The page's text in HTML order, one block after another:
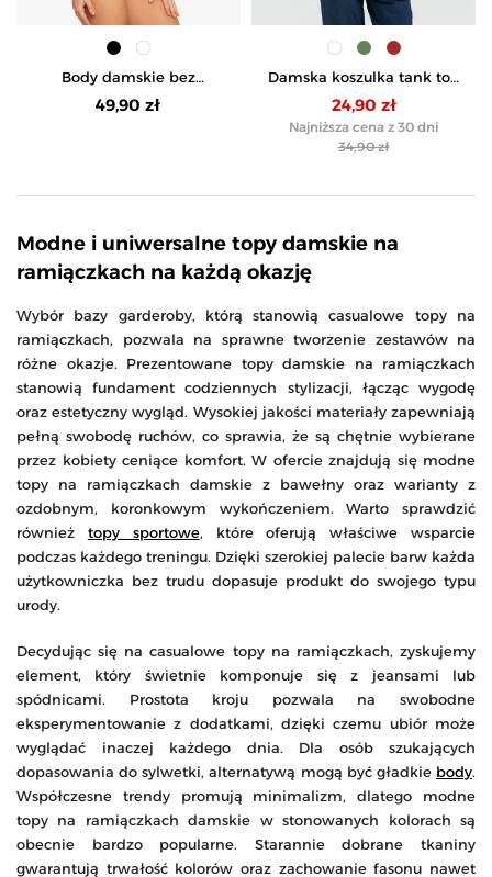
Body damskie bez
rękawów prążkowane -
BIAŁY
49,90 zł
Damska koszulka tank top
w prążek bawełniana -
KHAKI
24,90 zł
Najniższa cena z 30 dni
34,90 zł
Modne i uniwersalne topy damskie na
ramiączkach na każdą okazję
Wybór bazy garderoby, którą stanowią casualowe topy na
ramiączkach, pozwala na sprawne tworzenie zestawów na
różne okazje. Prezentowane topy damskie na ramiączkach
stanowią fundament codziennych stylizacji, łącząc wygodę
oraz estetyczny wygląd. Wysokiej jakości materiały zapewniają
pełną swobodę ruchów, co sprawia, że są chętnie wybierane
przez kobiety ceniące komfort. W ofercie znajdują się modne
topy na ramiączkach damskie z bawełny oraz warianty z
ozdobnym, koronkowym wykończeniem. Warto sprawdzić
również topy sportowe, które oferują właściwe wsparcie
podczas każdego treningu. Dzięki szerokiej palecie barw każda
użytkowniczka bez trudu dopasuje produkt do swojego typu
urody.
Decydując się na casualowe topy na ramiączkach, zyskujemy
element, który świetnie komponuje się z jeansami lub
spódnicami. Prostota kroju pozwala na swobodne
eksperymentowanie z dodatkami, dzięki czemu ubiór może
wyglądać inaczej każdego dnia. Dla osób szukających
dopasowania do sylwetki, alternatywą mogą być gładkie body.
Współczesne trendy promują minimalizm, dlatego modne
topy na ramiączkach damskie w stonowanych kolorach są
obecnie bardzo popularne. Starannie dobrane tkaniny
gwarantują trwałość kolorów oraz zachowanie fasonu nawet